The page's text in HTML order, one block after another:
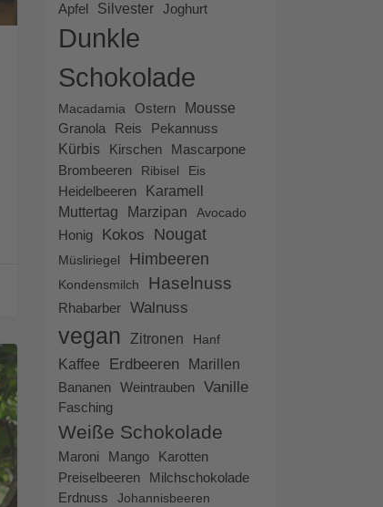
Apfel Silvester Joghurt
Dunkle
Schokolade
Macadamia Ostern Mousse
Granola Reis Pekannuss
Kürbis Kirschen
Mascarpone
Brombeeren
Ribisel Eis
Heidelbeeren
Karamell
Muttertag
Marzipan Avocado
Honig Kokos Nougat
Müsliriegel Himbeeren
Kondensmilch Haselnuss
Rhabarber Walnuss
vegan Zitronen Hanf
Kaffee Erdbeeren
Marillen
Bananen
Weintrauben Vanille
Fasching
Weiße Schokolade
Maroni Mango Karotten
Preiselbeeren Milchschokolade
Erdnuss
Johannisbeeren